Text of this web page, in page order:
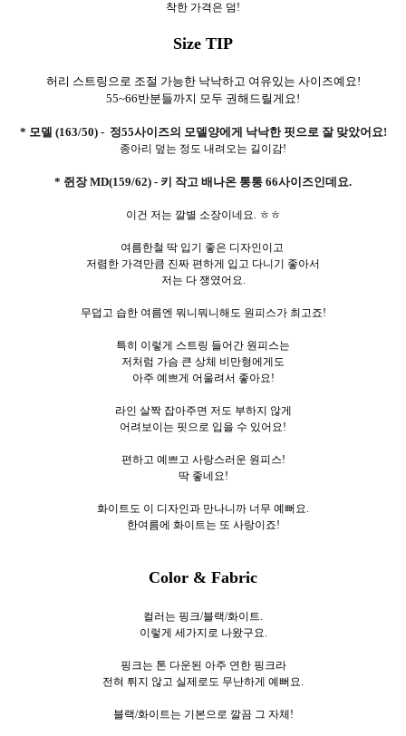
착한 가격은 덤!
Size TIP
허리 스트링으로 조절 가능한 낙낙하고 여유있는 사이즈예요!
55~66반분들까지 모두 권해드릴게요!
* 모델 (163/50) - 정55사이즈의 모델양에게 낙낙한 핏으로 잘 맞았어요!
종아리 덮는 정도 내려오는 길이감!
* 쥔장 MD(159/62) - 키 작고 배나온 통통 66사이즈인데요.
이건 저는 깔별 소장이네요. ㅎㅎ
여름한철 딱 입기 좋은 디자인이고
저렴한 가격만큼 진짜 편하게 입고 다니기 좋아서
저는 다 쟁였어요.
무덥고 습한 여름엔 뭐니뭐니해도 원피스가 최고죠!
특히 이렇게 스트링 들어간 원피스는
저처럼 가슴 큰 상체 비만형에게도
아주 예쁘게 어울려서 좋아요!
라인 살짝 잡아주면 저도 부하지 않게
어려보이는 핏으로 입을 수 있어요!
편하고 예쁘고 사랑스러운 원피스!
딱 좋네요!
화이트도 이 디자인과 만나니까 너무 예뻐요.
한여름에 화이트는 또 사랑이죠!
Color & Fabric
컬러는 핑크/블랙/화이트.
이렇게 세 가지로 나왔구요.
핑크는 톤 다운된 아주 연한 핑크라
전혀 튀지 않고 실제로도 무난하게 예뻐요.
블랙/화이트는 기본으로 깔끔 그 자체!